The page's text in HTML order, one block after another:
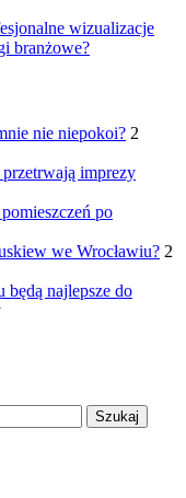
wizualizacje
branżowe?
nie niepokoi? 2
imprezy
po
we Wrocławiu? 2
będą najlepsze do